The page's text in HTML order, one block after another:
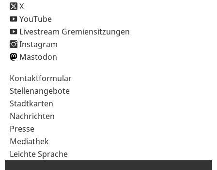
X
YouTube
Livestream Gremiensitzungen
Instagram
Mastodon
Sekundärnavigation
im
Fußbereich
Kontaktformular
Stellenangebote
Stadtkarten
Nachrichten
Presse
Mediathek
Leichte Sprache